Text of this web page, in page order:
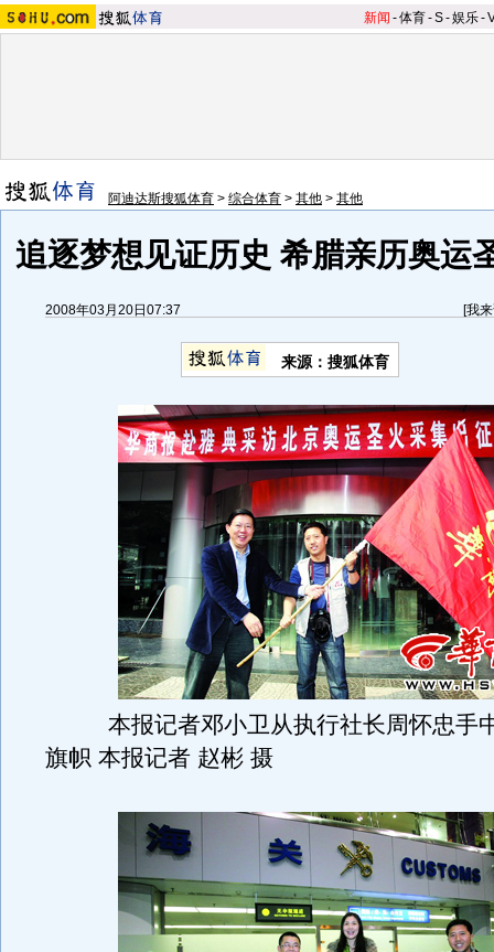
新闻 -体育-S-娱乐-
阿迪达斯搜狐体育 > 综合体育 > 其他 > 其他
追逐梦想见证历史 希腊亲历奥运
2008年03月20日07:37 [我
来源：搜狐体育
本报记者邓小卫从执行社长周怀忠手
旗帜 本报记者 赵彬 摄